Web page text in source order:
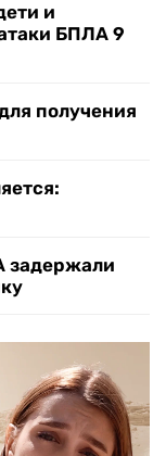
и
БПЛА 9
получения
задержали